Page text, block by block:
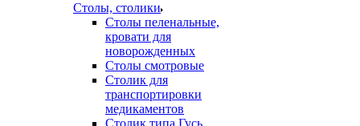
Столы, столики
Столы пеленальные,
кровати для
новорожденных
Столы смотровые
Столик для
транспортировки
медикаментов
Столик типа Гусь